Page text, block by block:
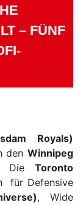
– FÜNF
Royals)
den Winnipeg
Die Toronto
für Defensive
, Wide